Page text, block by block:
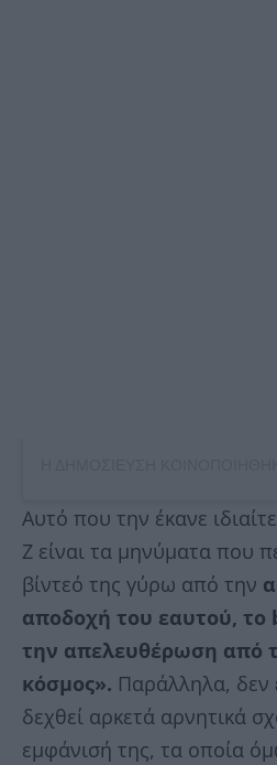
Αυτό που την έκανε
Z είναι τα μηνύματα που
βίντεό της γύρω από την
αποδοχή του εαυτού,
την απελευθέρωση από
κόσμος». Παράλληλα, δεν
δεχθεί αρκετά αρνητικά
εμφάνισή της, τα οποία